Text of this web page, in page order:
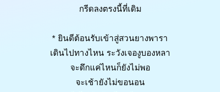
กรีดลงตรงนี้ที่เดิม
* ยินดีต้อนรับเข้าสู่สวนยางพารา
เดินไปทางไหน ระวังเจองูบองหลา
จะดึกแค่ไหนก็ยังไม่พอ
จะเช้ายังไม่ขอนอน